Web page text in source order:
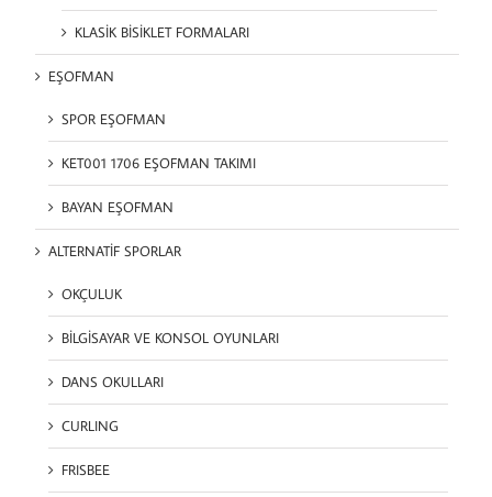
KLASİK BİSİKLET FORMALARI
EŞOFMAN
SPOR EŞOFMAN
KET001 1706 EŞOFMAN TAKIMI
BAYAN EŞOFMAN
ALTERNATİF SPORLAR
OKÇULUK
BİLGİSAYAR VE KONSOL OYUNLARI
DANS OKULLARI
CURLING
FRISBEE